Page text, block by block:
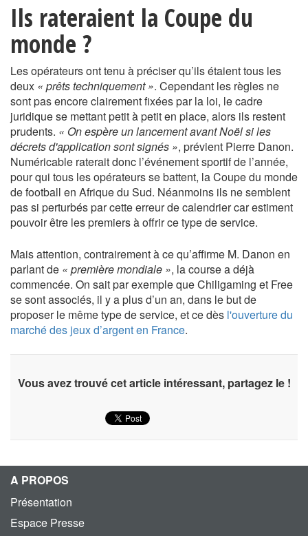
Ils rateraient la Coupe du
monde ?
Les opérateurs ont tenu à préciser qu’ils étaient tous les
deux « prêts techniquement ». Cependant les règles ne
sont pas encore clairement fixées par la loi, le cadre
juridique se mettant petit à petit en place, alors ils restent
prudents. « On espère un lancement avant Noël si les
décrets d'application sont signés », prévient Pierre Danon.
Numéricable raterait donc l’événement sportif de l’année,
pour qui tous les opérateurs se battent, la Coupe du monde
de football en Afrique du Sud. Néanmoins ils ne semblent
pas si perturbés par cette erreur de calendrier car estiment
pouvoir être les premiers à offrir ce type de service.
Mais attention, contrairement à ce qu’affirme M. Danon en
parlant de « première mondiale », la course a déjà
commencée. On sait par exemple que Chiligaming et Free
se sont associés, il y a plus d’un an, dans le but de
proposer le même type de service, et ce dès l'ouverture du
marché des jeux d’argent en France.
Vous avez trouvé cet article intéressant, partagez le !
A PROPOS
Présentation
Espace Presse